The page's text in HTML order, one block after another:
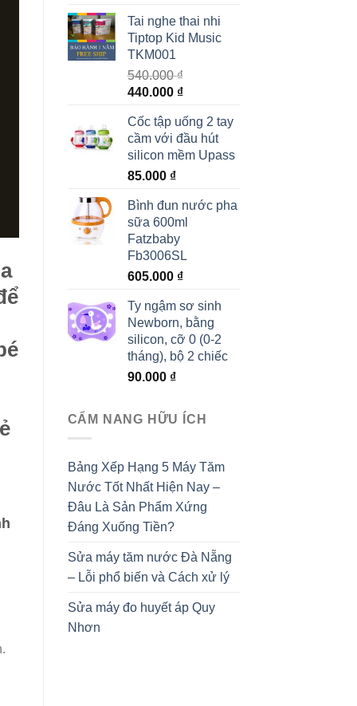
Tai nghe thai nhi
Tiptop Kid Music
TKM001
540.000₫
440.000 ₫
Cốc tập uống 2 tay
cầm với đầu hút
silicon mềm Upass
85.000 ₫
Bình đun nước pha
sữa 600ml
Fatzbaby
Fb3006SL
605.000 ₫
Ty ngậm sơ sinh
Newborn, bằng
silicon, cỡ 0 (0-2
tháng), bộ 2 chiếc
90.000 ₫
CẨM NANG HỮU ÍCH
Bảng Xếp Hạng 5 Máy Tăm
Nước Tốt Nhất Hiện Nay –
Đâu Là Sản Phẩm Xứng
Đáng Xuống Tiền?
Sửa máy tăm nước Đà Nẵng
– Lỗi phổ biến và Cách xử lý
Sửa máy đo huyết áp Quy
Nhơn